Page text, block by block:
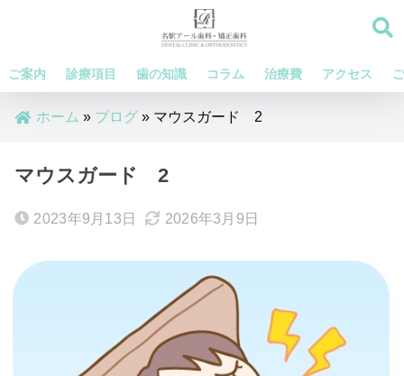
ご案内 診療項目 歯の知識 コラム 治療費 アクセス
ホーム » ブログ » マウスガード 2
マウスガード 2
2023年9月13日 2026年3月9日